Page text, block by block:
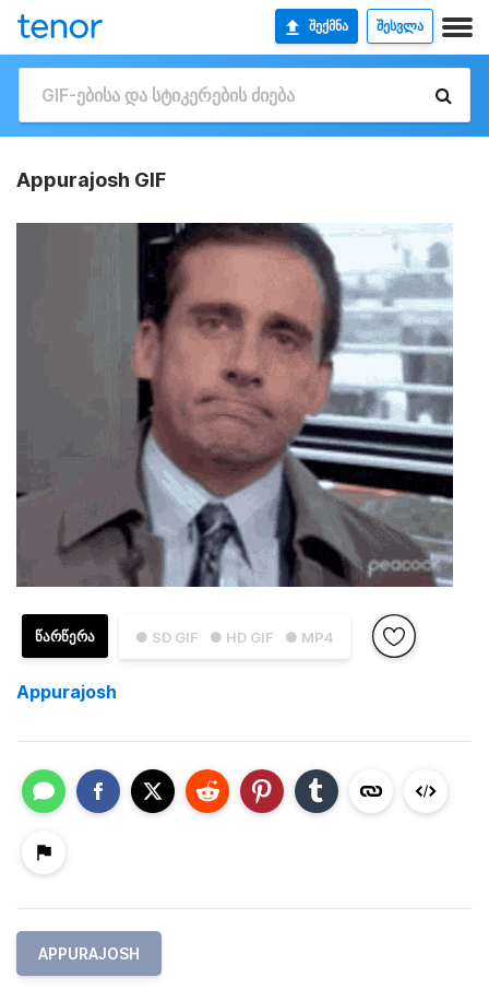
ᲨᲔᲥᲛᲜᲐ ᲨᲔᲡᲕᲚᲐ
Appurajosh GIF
● SD GIF ● HD GIF ● MP4
ᲬᲐᲠᲬᲔᲠᲐ
Appurajosh
APPURAJOSH